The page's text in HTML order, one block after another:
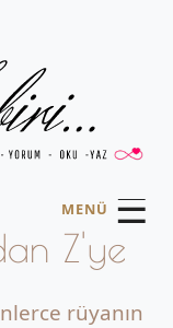
MENÜ ☰
Z'ye
rüyanın